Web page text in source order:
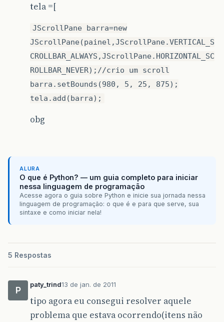
tela =[
JScrollPane barra=new
JScrollPane(painel,JScrollPane.VERTICAL_S
CROLLBAR_ALWAYS,JScrollPane.HORIZONTAL_SC
ROLLBAR_NEVER);//crio um scroll
barra.setBounds(980, 5, 25, 875);
tela.add(barra);
obg
ALURA
O que é Python? — um guia completo para iniciar
nessa linguagem de programação
Acesse agora o guia sobre Python e inicie sua jornada nessa
linguagem de programação: o que é e para que serve, sua
sintaxe e como iniciar nela!
5 Respostas
P
paty_trind13 de jan. de 2011
tipo agora eu consegui resolver aquele
problema que estava ocorrendo(itens não